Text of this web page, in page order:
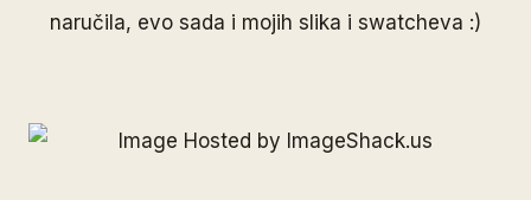
naručila, evo sada i mojih slika i swatcheva :)